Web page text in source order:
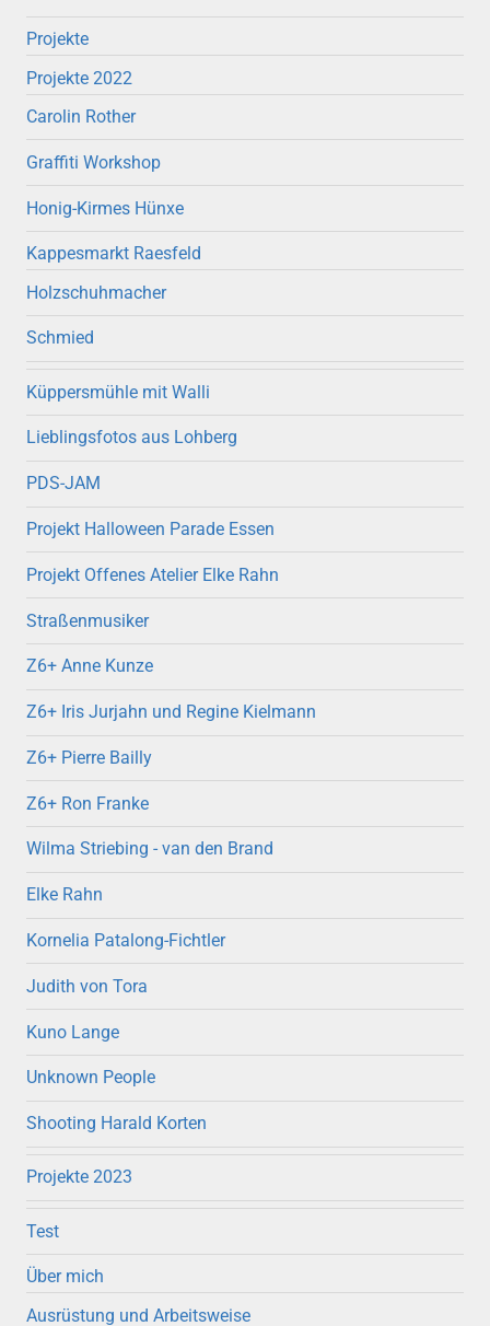
Projekte
Projekte 2022
Carolin Rother
Graffiti Workshop
Honig-Kirmes Hünxe
Kappesmarkt Raesfeld
Holzschuhmacher
Schmied
Küppersmühle mit Walli
Lieblingsfotos aus Lohberg
PDS-JAM
Projekt Halloween Parade Essen
Projekt Offenes Atelier Elke Rahn
Straßenmusiker
Z6+ Anne Kunze
Z6+ Iris Jurjahn und Regine Kielmann
Z6+ Pierre Bailly
Z6+ Ron Franke
Wilma Striebing - van den Brand
Elke Rahn
Kornelia Patalong-Fichtler
Judith von Tora
Kuno Lange
Unknown People
Shooting Harald Korten
Projekte 2023
Test
Über mich
Ausrüstung und Arbeitsweise